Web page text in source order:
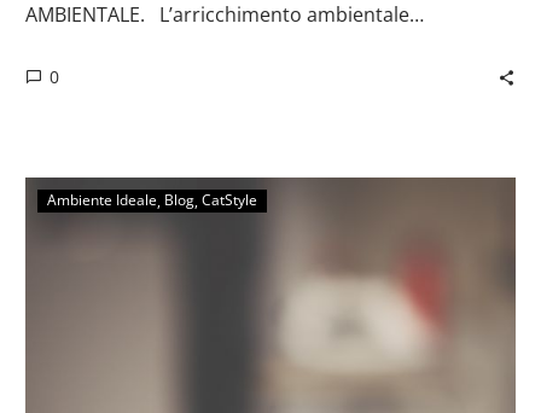
AMBIENTALE.⠀L’arricchimento ambientale…
0
Ambiente Ideale Blog CatStyle